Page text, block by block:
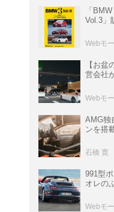
「
Vol.3」
ムック
Webモ
【お
営会社
数ある
Webモ
AMG独
ンを搭
P900
石橋 寛
991型
オレの
Webモ